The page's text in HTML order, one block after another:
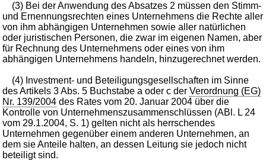
(3) Bei der Anwendung des Absatzes 2 müssen den Stimm-
und Ernennungsrechten eines Unternehmens die Rechte aller
von ihm abhängigen Unternehmen sowie aller natürlichen
oder juristischen Personen, die zwar im eigenen Namen, aber
für Rechnung des Unternehmens oder eines von ihm
abhängigen Unternehmens handeln, hinzugerechnet werden.
(4) Investment- und Beteiligungsgesellschaften im Sinne
des Artikels 3 Abs. 5 Buchstabe a oder c derVerordnung (EG)
Nr. 139/2004 des Rates vom 20. Januar 2004 über die
Kontrolle von Unternehmenszusammenschlüssen (ABl. L 24
vom 29.1.2004, S. 1) gelten nicht als herrschendes
Unternehmen gegenüber einem anderen Unternehmen, an
dem sie Anteile halten, an dessen Leitung sie jedoch nicht
beteiligt sind.